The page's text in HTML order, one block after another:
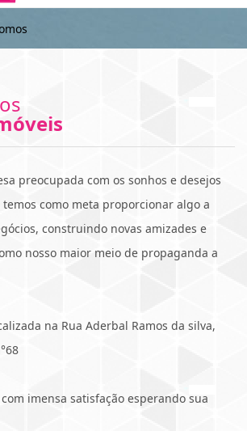
preocupada com os sonhos e desejos
como meta proporcionar algo a
construindo novas amizades e
nosso maior meio de propaganda a
na Rua Aderbal Ramos da silva,
imensa satisfação esperando sua